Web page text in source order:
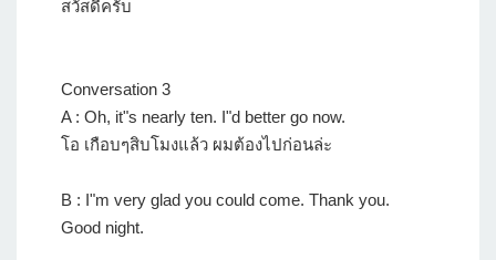
สวัสดีครับ
Conversation 3
A : Oh, it"s nearly ten. I"d better go now.
โอ เกือบๆสิบโมงแล้ว ผมต้องไปก่อนล่ะ
B : I"m very glad you could come. Thank you.
Good night.